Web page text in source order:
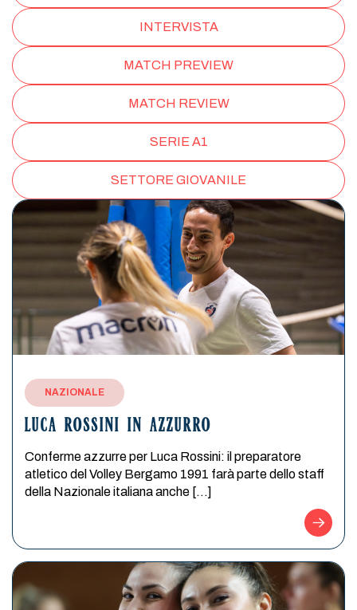
INTERVISTA
MATCH PREVIEW
MATCH REVIEW
SERIE A1
SETTORE GIOVANILE
NAZIONALE
LUCA ROSSINI IN AZZURRO
Conferme azzurre per Luca Rossini: il preparatore
atletico del Volley Bergamo 1991 farà parte dello staff
della Nazionale italiana anche […]